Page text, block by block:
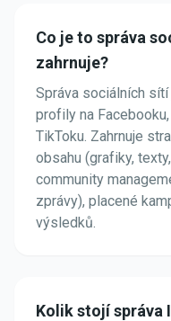
Co je to správa
zahrnuje?
Správa sociálních
profily na
TikToku. Zahrnuje
obsahu (grafiky,
community
zprávy), placené
výsledků.
Kolik stojí správa